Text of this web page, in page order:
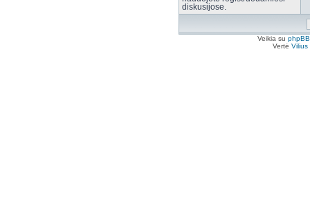
diskusijose.
Veikia su phpBB
Vertė Vilius